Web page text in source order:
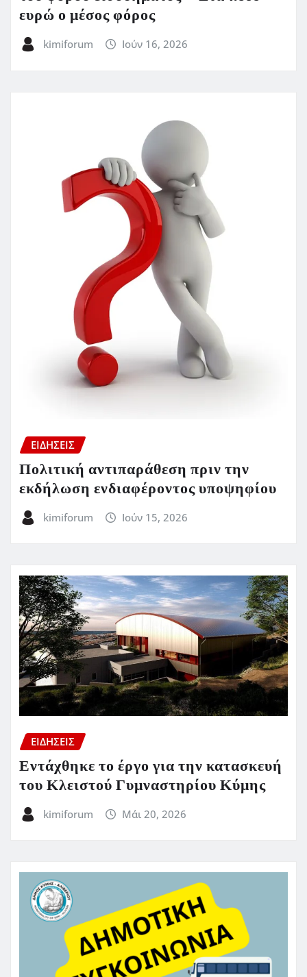
ευρώ ο μέσος φόρος
kimiforum Ιούν 16, 2026
ΕΙΔΗΣΕΙΣ
Πολιτική αντιπαράθεση πριν την
εκδήλωση ενδιαφέροντος υποψηφίου
kimiforum Ιούν 15, 2026
ΕΙΔΗΣΕΙΣ
Εντάχθηκε το έργο για την κατασκευή
του Κλειστού Γυμναστηρίου Κύμης
kimiforum Μάι 20, 2026